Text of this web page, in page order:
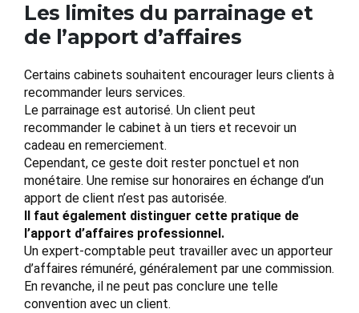
Les limites du parrainage et
de l’apport d’affaires
Certains cabinets souhaitent encourager leurs clients à
recommander leurs services.
Le parrainage est autorisé. Un client peut
recommander le cabinet à un tiers et recevoir un
cadeau en remerciement.
Cependant, ce geste doit rester ponctuel et non
monétaire. Une remise sur honoraires en échange d’un
apport de client n’est pas autorisée.
Il faut également distinguer cette pratique de
l’apport d’affaires professionnel.
Un expert-comptable peut travailler avec un apporteur
d’affaires rémunéré, généralement par une commission.
En revanche, il ne peut pas conclure une telle
convention avec un client.